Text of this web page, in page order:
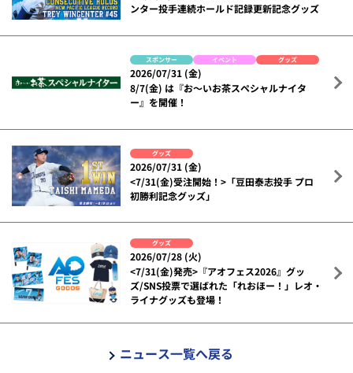
ンター投手連続ホールド記録更新記念グッズ
スポンサー イベント グッズ
2026/07/31 (金)
8/7(金) は『お～いお茶スペシャルナイタ
ー』を開催！
グッズ
2026/07/31 (金)
<7/31(金)受注開始！>「豆田泰志投手 プロ
初勝利記念グッズ」
グッズ
2026/07/28 (火)
<7/31(金)発売>『アオフェス2026』グッ
ズ/SNS投票で選ばれた「れおほー！」レオ・
ライナグッズも登場！
ニュース一覧へ戻る